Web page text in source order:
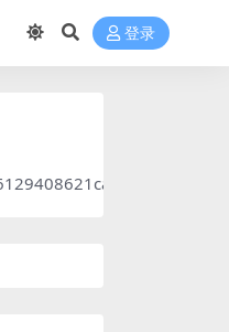
登录